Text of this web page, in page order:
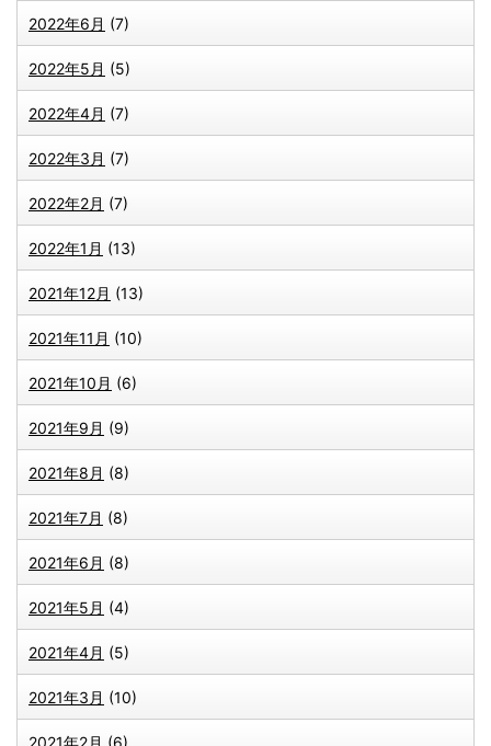
2022年6月 (7)
2022年5月 (5)
2022年4月 (7)
2022年3月 (7)
2022年2月 (7)
2022年1月 (13)
2021年12月 (13)
2021年11月 (10)
2021年10月 (6)
2021年9月 (9)
2021年8月 (8)
2021年7月 (8)
2021年6月 (8)
2021年5月 (4)
2021年4月 (5)
2021年3月 (10)
2021年2月 (6)